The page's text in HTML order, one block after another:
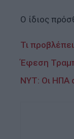
Ο ίδιος
Τι
Έφεση Τραμπ
NYT: Οι ΗΠΑ